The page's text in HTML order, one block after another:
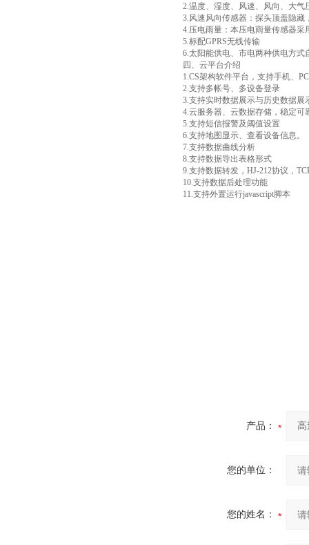
2.温度、湿度、风速、风向、大
3.风速风向传感器：探头顶盖隐
4.压电雨量：本压电雨量传感器
5.标配GPRS无线传输
6.太阳能供电、市电两种供电方式
四、云平台介绍
1.CS架构软件平台，支持手机、
2.支持多帐号、多设备登录
3.支持实时数据展示与历史数据展
4.云服务器、云数据存储，稳定可
5.支持短信报警及阈值设置
6.支持地图显示、查看设备信息。
7.支持数据曲线分析
8.支持数据导出表格形式
9.支持数据转发，HJ-212协议，
10.支持数据后处理功能
11.支持外置运行javascript脚本
产品：
您的单位：
您的姓名：